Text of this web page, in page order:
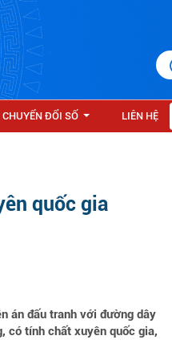
CHUYỂN ĐỔI SỐ LIÊN HỆ
quốc gia
án đấu tranh với đường dây
có tính chất xuyên quốc gia,